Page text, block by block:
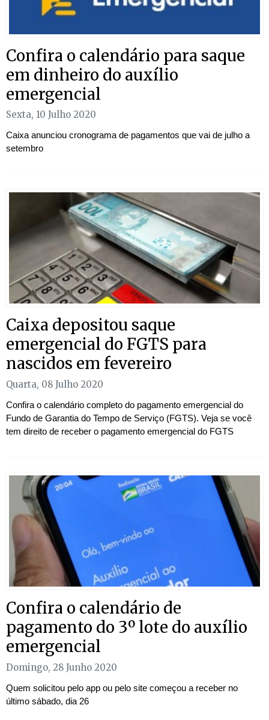
Confira o calendário para saque
em dinheiro do auxílio
emergencial
Sexta, 10 Julho 2020
Caixa anunciou cronograma de pagamentos que vai de julho a
setembro
Caixa depositou saque
emergencial do FGTS para
nascidos em fevereiro
Quarta, 08 Julho 2020
Confira o calendário completo do pagamento emergencial do
Fundo de Garantia do Tempo de Serviço (FGTS). Veja se você
tem direito de receber o pagamento emergencial do FGTS
Confira o calendário de
pagamento do 3º lote do auxílio
emergencial
Domingo, 28 Junho 2020
Quem solicitou pelo app ou pelo site começou a receber no
último sábado, dia 26